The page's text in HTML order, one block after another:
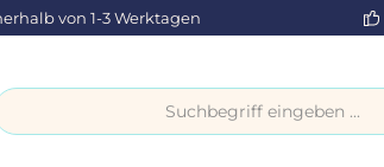
von 1-3 Werktagen